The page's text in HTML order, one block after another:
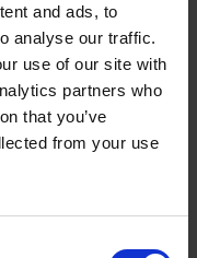
and ads, to
analyse our traffic.
use of our site with
partners who
that you’ve
from your use
Country Hills